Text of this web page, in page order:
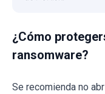
¿Cómo
ransomware?
Se recomienda no